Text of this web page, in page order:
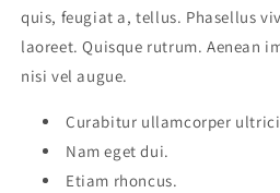
quis, feugiat a, tellus. Phasellus
laoreet. Quisque rutrum. Aenean
nisi vel augue.
Curabitur ullamcorper
Nam eget dui.
Etiam rhoncus.